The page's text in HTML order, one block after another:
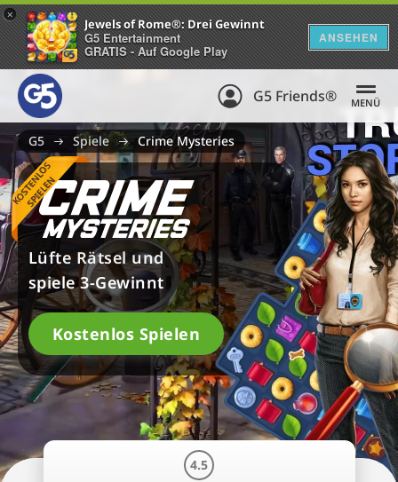
Jewels of Rome®: Drei Gewinnt
G5 Entertainment
GRATIS - Auf Google Play
ANSEHEN
+
G5 Friends® MENÜ
G5 Spiele Crime Mysteries
Lüfte Rätsel und
spiele 3-Gewinnt
Kostenlos Spielen
K
O
S
T
E
N
L
O
S
S
P
I
E
L
E
N
4.5